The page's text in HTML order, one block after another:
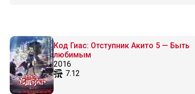
Код Гиас: Отступник Акито 5 — Быть
любимым
2016
7.12